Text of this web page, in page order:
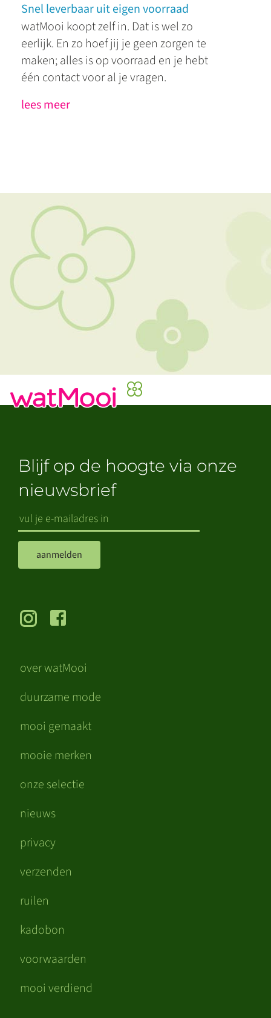
Snel leverbaar uit eigen voorraad
watMooi koopt zelf in. Dat is wel zo
eerlijk. En zo hoef jij je geen zorgen te
maken; alles is op voorraad en je hebt
één contact voor al je vragen.
lees meer
over watMooi
duurzame mode
mooi gemaakt
mooie merken
onze selectie
nieuws
privacy
verzenden
ruilen
kadobon
voorwaarden
mooi verdiend
Blijf op de hoogte via onze
nieuwsbrief
aanmelden